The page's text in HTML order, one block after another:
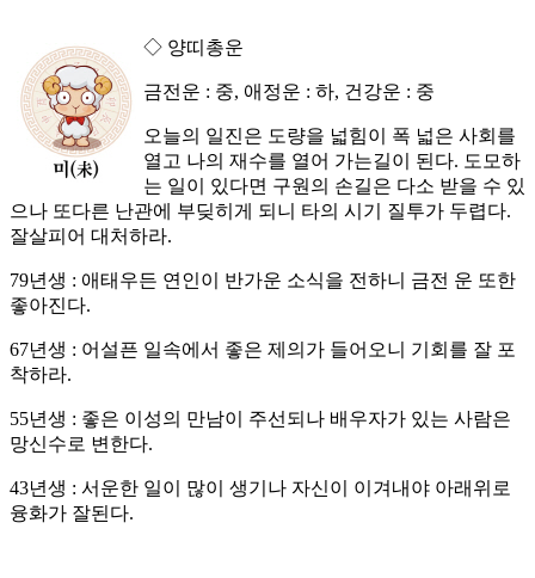
◇ 양띠총운
금전운 : 중, 애정운 : 하, 건강운 : 중
오늘의 일진은 도량을 넓힘이 폭 넓은 사회를
열고 나의 재수를 열어 가는길이 된다. 도모하
는 일이 있다면 구원의 손길은 다소 받을 수 있
으나 또다른 난관에 부딪히게 되니 타의 시기 질투가 두렵다.
잘살피어 대처하라.
79년생 : 애태우든 연인이 반가운 소식을 전하니 금전 운 또한
좋아진다.
67년생 : 어설픈 일속에서 좋은 제의가 들어오니 기회를 잘 포
착하라.
55년생 : 좋은 이성의 만남이 주선되나 배우자가 있는 사람은
망신수로 변한다.
43년생 : 서운한 일이 많이 생기나 자신이 이겨내야 아래위로
융화가 잘된다.